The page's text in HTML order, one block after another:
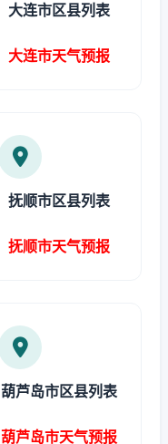
大连市区县列表
大连市天气预报
抚顺市区县列表
抚顺市天气预报
葫芦岛市区县列表
葫芦岛市天气预报